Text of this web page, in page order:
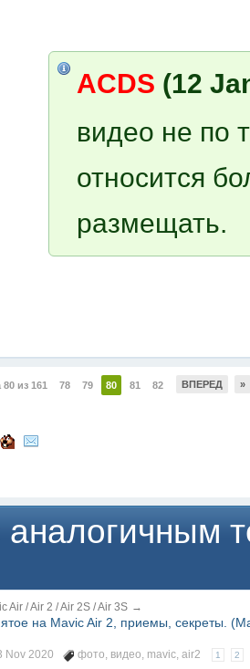
ACDS (12
видео не по
относится
размещать.
из 161 78 79 80 81 82 ВПЕРЕД »
Air / Air 2 / Air 2S / Air 3S →
на Mavic Air 2, приемы, секреты.
Nov 2020 фото, видео, mavic, air2 1 2